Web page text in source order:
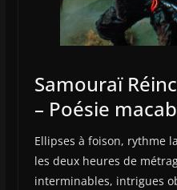
Samouraï
– Poésie
Ellipses à foison, rythme
les deux heures de
interminables, intrigues